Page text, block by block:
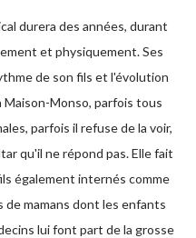
durera des années, durant
et physiquement. Ses
de son fils et l'évolution
Maison-Monso, parfois tous
parfois il refuse de la voir,
qu'il ne répond pas. Elle fait
également internés comme
de mamans dont les enfants
lui font part de la grosse